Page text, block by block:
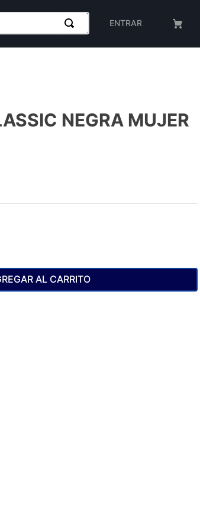
ENTRAR
NEGRA MUJER
AL CARRITO